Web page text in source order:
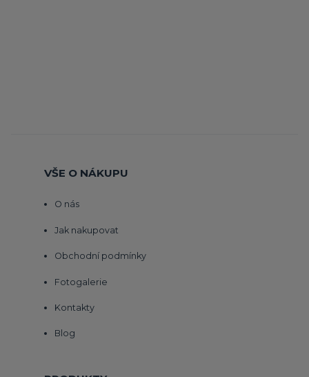
VŠE O NÁKUPU
O nás
Jak nakupovat
Obchodní podmínky
Fotogalerie
Kontakty
Blog